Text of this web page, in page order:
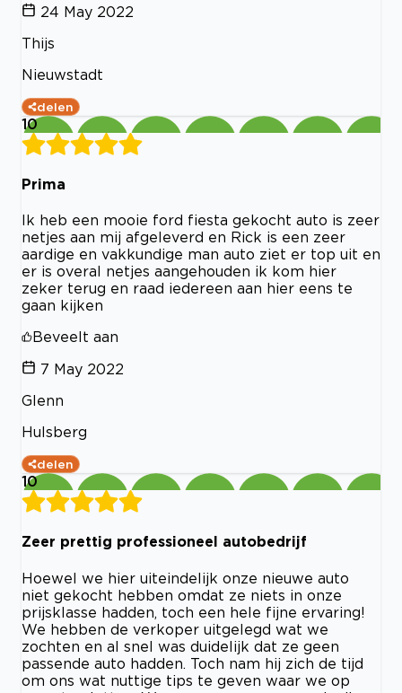
24 May 2022
Thijs
Nieuwstadt
delen
10
Prima
Ik heb een mooie ford fiesta gekocht auto is zeer
netjes aan mij afgeleverd en Rick is een zeer
aardige en vakkundige man auto ziet er top uit en
er is overal netjes aangehouden ik kom hier
zeker terug en raad iedereen aan hier eens te
gaan kijken
Beveelt aan
7 May 2022
Glenn
Hulsberg
delen
10
Zeer prettig professioneel autobedrijf
Hoewel we hier uiteindelijk onze nieuwe auto
niet gekocht hebben omdat ze niets in onze
prijsklasse hadden, toch een hele fijne ervaring!
We hebben de verkoper uitgelegd wat we
zochten en al snel was duidelijk dat ze geen
passende auto hadden. Toch nam hij zich de tijd
om ons wat nuttige tips te geven waar we op